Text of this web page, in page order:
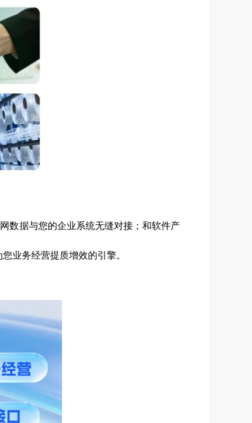
数据与您的企业系统无缝对接；和软件产
业务经营提质增效的引擎。